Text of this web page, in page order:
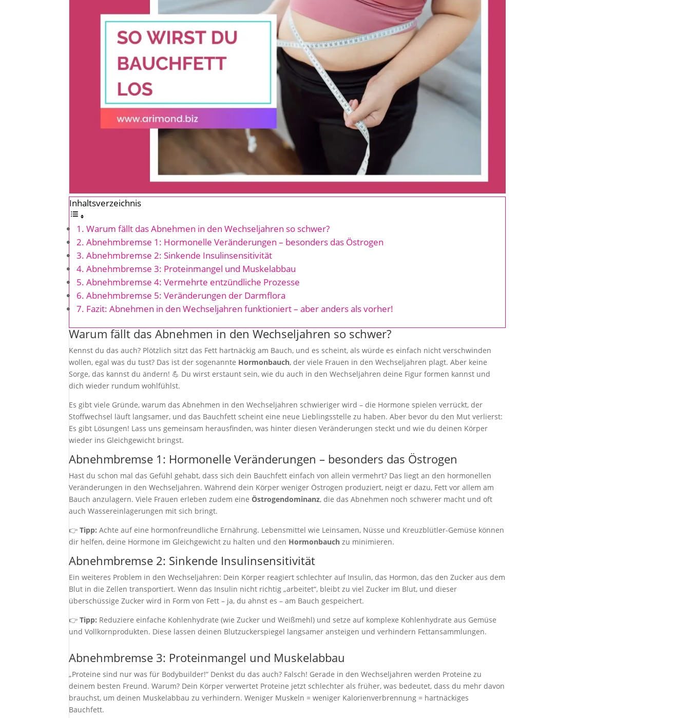
Inhaltsverzeichnis
Warum fällt das Abnehmen in den Wechseljahren so schwer?
Abnehmbremse 1: Hormonelle Veränderungen – besonders das Östrogen
Abnehmbremse 2: Sinkende Insulinsensitivität
Abnehmbremse 3: Proteinmangel und Muskelabbau
Abnehmbremse 4: Vermehrte entzündliche Prozesse
Abnehmbremse 5: Veränderungen der Darmflora
Fazit: Abnehmen in den Wechseljahren funktioniert – aber anders als vorher!
Warum fällt das Abnehmen in den Wechseljahren so schwer?
Kennst du das auch? Plötzlich sitzt das Fett hartnäckig am Bauch, und es scheint, als würde es einfach nicht verschwinden
wollen, egal was du tust? Das ist der sogenannte Hormonbauch, der viele Frauen in den Wechseljahren plagt. Aber keine
Sorge, das kannst du ändern! 💪 Du wirst erstaunt sein, wie du auch in den Wechseljahren deine Figur formen kannst und
dich wieder rundum wohlfühlst.
Es gibt viele Gründe, warum das Abnehmen in den Wechseljahren schwieriger wird – die Hormone spielen verrückt, der
Stoffwechsel läuft langsamer, und das Bauchfett scheint eine neue Lieblingsstelle zu haben. Aber bevor du den Mut verlierst:
Es gibt Lösungen! Lass uns gemeinsam herausfinden, was hinter diesen Veränderungen steckt und wie du deinen Körper
wieder ins Gleichgewicht bringst.
Abnehmbremse 1: Hormonelle Veränderungen – besonders das Östrogen
Hast du schon mal das Gefühl gehabt, dass sich dein Bauchfett einfach von allein vermehrt? Das liegt an den hormonellen
Veränderungen in den Wechseljahren. Während dein Körper weniger Östrogen produziert, neigt er dazu, Fett vor allem am
Bauch anzulagern. Viele Frauen erleben zudem eineÖstrogendominanz, die das Abnehmen noch schwerer macht und oft
auch Wassereinlagerungen mit sich bringt.
👉Tipp: Achte auf eine hormonfreundliche Ernährung. Lebensmittel wie Leinsamen, Nüsse und Kreuzblütler-Gemüse können
dir helfen, deine Hormone im Gleichgewicht zu halten und den Hormonbauch zu minimieren.
Abnehmbremse 2: Sinkende Insulinsensitivität
Ein weiteres Problem in den Wechseljahren: Dein Körper reagiert schlechter auf Insulin, das Hormon, das den Zucker aus dem
Blut in die Zellen transportiert. Wenn das Insulin nicht richtig „arbeitet“, bleibt zu viel Zucker im Blut, und dieser
überschüssige Zucker wird in Form von Fett – ja, du ahnst es – am Bauch gespeichert.
👉Tipp: Reduziere einfache Kohlenhydrate (wie Zucker und Weißmehl) und setze auf komplexe Kohlenhydrate aus Gemüse
und Vollkornprodukten. Diese lassen deinen Blutzuckerspiegel langsamer ansteigen und verhindern Fettansammlungen.
Abnehmbremse 3: Proteinmangel und Muskelabbau
„Proteine sind nur was für Bodybuilder!“ Denkst du das auch? Falsch! Gerade in den Wechseljahren werden Proteine zu
deinem besten Freund. Warum? Dein Körper verwertet Proteine jetzt schlechter als früher, was bedeutet, dass du mehr davon
brauchst, um deinen Muskelabbau zu verhindern. Weniger Muskeln = weniger Kalorienverbrennung = hartnäckiges
Bauchfett.